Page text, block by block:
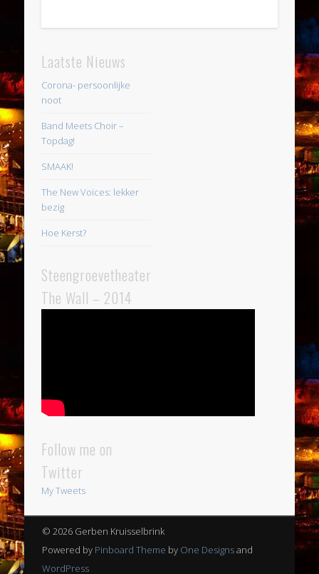
Laatste Nieuws
Corona- persoonlijke
noot
Band Meets Choir –
Topdag!
SMAAK!
The New Voices: lekker
bezig
Hoe Kerst?
Steengroevetheater
The Wall – 2014
Follow me on
Twitter
My Tweets
© 2026 Gerben Kruisselbrink
Powered by Pinboard Theme by One Designsand
WordPress